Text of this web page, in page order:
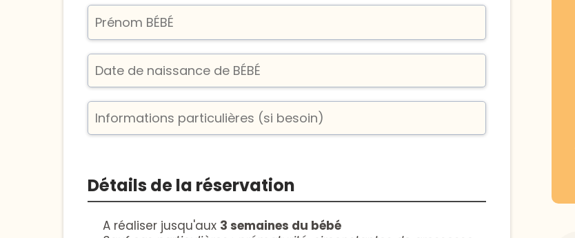
Détails de la réservation
A réaliser jusqu'aux 3 semaines du bébé